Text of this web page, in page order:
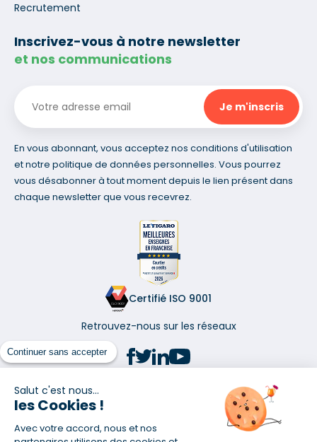
Continuer sans accepter
Salut c'est nous...
les Cookies !
Avec votre accord, nous et nos
Recrutement
Inscrivez-vous à notre newsletter
et nos communications
En vous abonnant, vous acceptez nos conditions d'utilisation
et notre politique de données personnelles. Vous pourrez
vous désabonner à tout moment depuis le lien présent dans
chaque newsletter que vous recevrez.
Certifié ISO 9001
Retrouvez-nous sur les réseaux
(1) Taux fixe national hors assurance et selon votre profil
(2) Économie de 65 % pour l'assurance d'un prêt amortissable de 330